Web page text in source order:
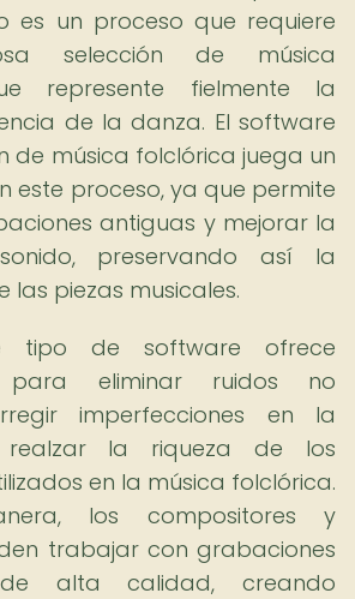
es un proceso que requiere
selección de música
represente fielmente la
de la danza. El software
de música folclórica juega un
este proceso, ya que permite
antiguas y mejorar la
preservando así la
piezas musicales.
tipo de software ofrece
para eliminar ruidos no
imperfecciones en la
la riqueza de los
en la música folclórica.
los compositores y
trabajar con grabaciones
alta calidad, creando